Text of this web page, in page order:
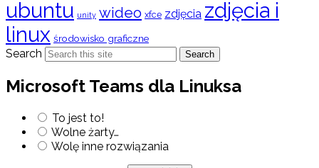
ubuntu unity wideo xfce zdjęcia zdjęcia i
linux środowisko graficzne
Search Search
Microsoft Teams dla Linuksa
To jest to!
Wolne żarty…
Wolę inne rozwiązania